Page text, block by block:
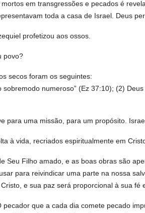
em transgressões e pecados é
toda a casa de Israel. Deus
profetizou aos ossos.
povo?
secos foram os seguintes:
numeroso” (Ez 37:10); (2)
para uma missão, para um propósito.
à vida, recriados espiritualmente em
Seu Filho amado, e as boas obras são
para reivindicar uma parte na nossa
e sua paz será proporcional à sua
que a cada dia comete pecado